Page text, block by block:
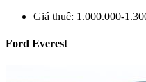
Giá thuê: 1.000.000-
Ford Everest